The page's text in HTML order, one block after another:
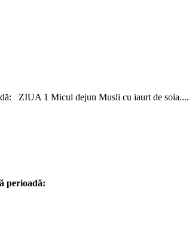
ZIUA 1 Micul dejun Musli cu iaurt de soia....
perioadă: